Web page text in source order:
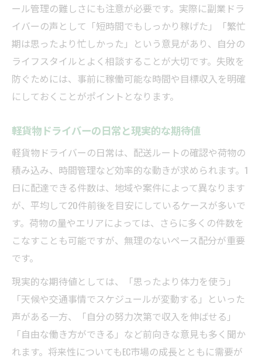
ール管理の難しさにも注意が必要です。実際に副業ドラ
イバーの声として「短時間でもしっかり稼げた」「繁忙
期は思ったより忙しかった」という意見があり、自分の
ライフスタイルとよく相談することが大切です。失敗を
防ぐためには、事前に稼働可能な時間や目標収入を明確
にしておくことがポイントとなります。
軽貨物ドライバーの日常と現実的な期待値
軽貨物ドライバーの日常は、配送ルートの確認や荷物の
積み込み、時間管理など効率的な動きが求められます。1
日に配達できる件数は、地域や案件によって異なります
が、平均して20件前後を目安にしているケースが多いで
す。荷物の量やエリアによっては、さらに多くの件数を
こなすことも可能ですが、無理のないペース配分が重要
です。
現実的な期待値としては、「思ったより体力を使う」
「天候や交通事情でスケジュールが変動する」といった
声がある一方、「自分の努力次第で収入を伸ばせる」
「自由な働き方ができる」など前向きな意見も多く聞か
れます。将来性についてもEC市場の成長とともに需要が